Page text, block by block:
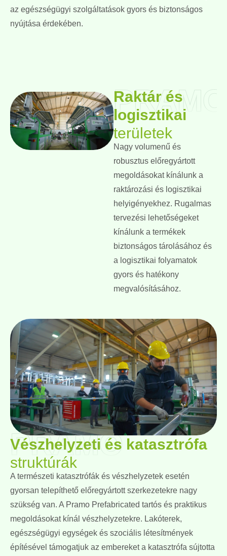
az egészségügyi szolgáltatások gyors és biztonságos
nyújtása érdekében.
PRAMO
Raktár és
logisztikai
területek
Nagy volumenű és
robusztus előregyártott
megoldásokat kínálunk a
raktározási és logisztikai
helyigényekhez. Rugalmas
tervezési lehetőségeket
kínálunk a termékek
biztonságos tárolásához és
a logisztikai folyamatok
gyors és hatékony
megvalósításához.
PRAMO
Vészhelyzeti és katasztrófa
struktúrák
A természeti katasztrófák és vészhelyzetek esetén
gyorsan telepíthető előregyártott szerkezetekre nagy
szükség van. A Pramo Prefabricated tartós és praktikus
megoldásokat kínál vészhelyzetekre. Lakóterek,
egészségügyi egységek és szociális létesítmények
építésével támogatjuk az embereket a katasztrófa sújtotta